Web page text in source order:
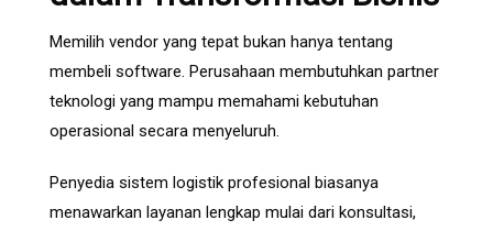
Memilih vendor yang tepat bukan hanya tentang
membeli software. Perusahaan membutuhkan partner
teknologi yang mampu memahami kebutuhan
operasional secara menyeluruh.
Penyedia sistem logistik profesional biasanya
menawarkan layanan lengkap mulai dari konsultasi,